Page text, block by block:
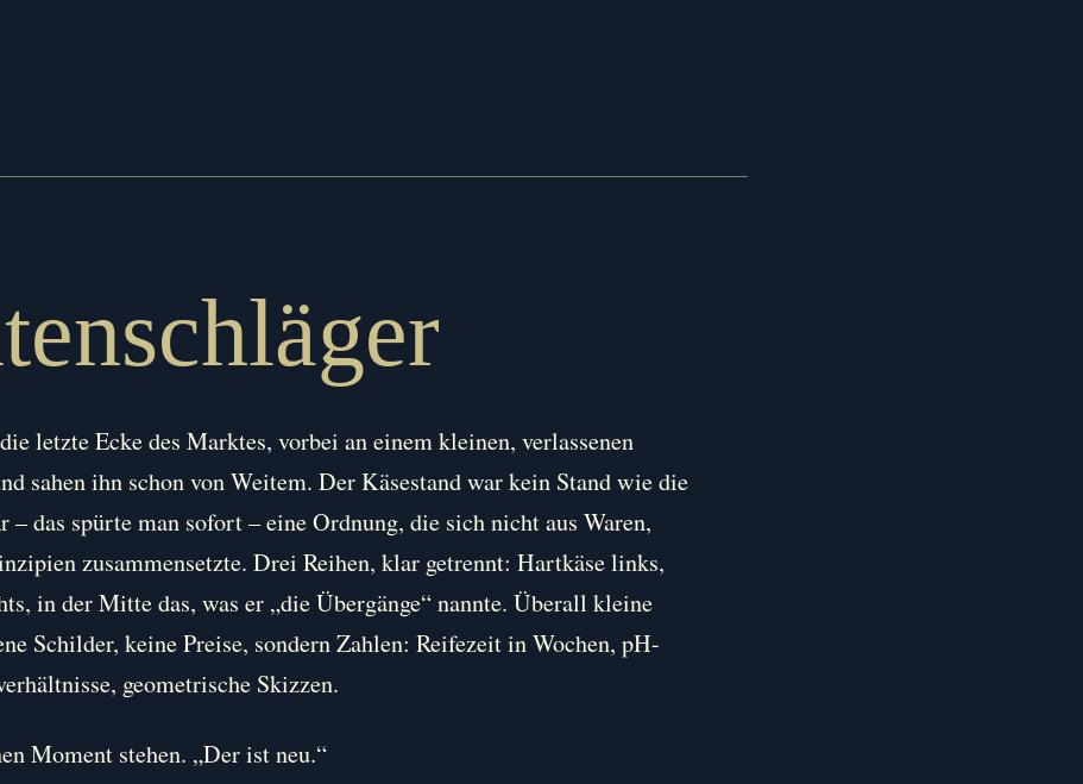
letzte Ecke des Marktes, vorbei an einem kleinen, verlassenen
sahen ihn schon von Weitem. Der Käsestand war kein Stand wie die
– das spürte man sofort – eine Ordnung, die sich nicht aus Waren,
zusammensetzte. Drei Reihen, klar getrennt: Hartkäse links,
in der Mitte das, was er „die Übergänge“ nannte. Überall kleine
Schilder, keine Preise, sondern Zahlen: Reifezeit in Wochen, pH-
geometrische Skizzen.
Moment stehen. „Der ist neu.“